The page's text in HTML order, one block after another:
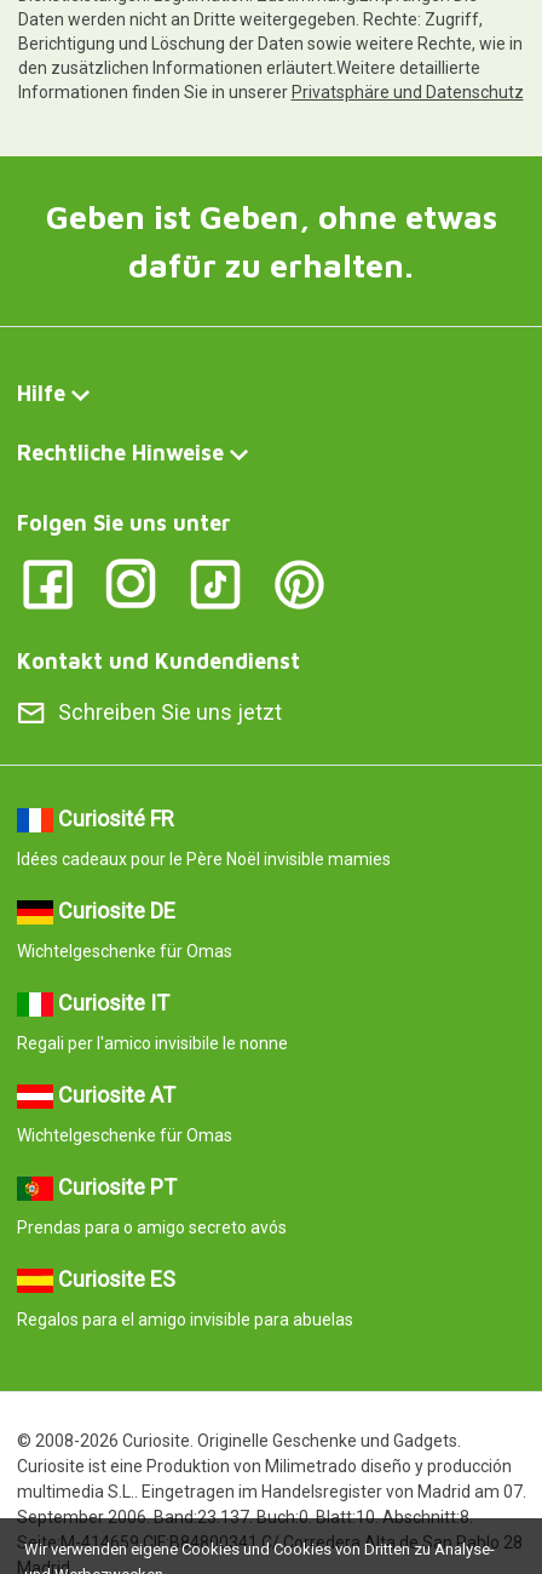
Daten werden nicht an Dritte weitergegeben. Rechte: Zugriff,
Berichtigung und Löschung der Daten sowie weitere Rechte, wie in
den zusätzlichen Informationen erläutert.Weitere detaillierte
Informationen finden Sie in unserer Privatsphäre und Datenschutz
Geben ist Geben, ohne etwas
dafür zu erhalten.
Hilfe
Rechtliche Hinweise
Folgen Sie uns unter
Kontakt und Kundendienst
Schreiben Sie uns jetzt
Curiosité FR
Idées cadeaux pour le Père Noël invisible mamies
Curiosite DE
Wichtelgeschenke für Omas
Curiosite IT
Regali per l'amico invisibile le nonne
Curiosite AT
Wichtelgeschenke für Omas
Curiosite PT
Prendas para o amigo secreto avós
Curiosite ES
Regalos para el amigo invisible para abuelas
© 2008-2026 Curiosite. Originelle Geschenke und Gadgets.
Curiosite ist eine Produktion von Milimetrado diseño y producción
multimedia S.L.. Eingetragen im Handelsregister von Madrid am 07.
September 2006. Band:23.137. Buch:0. Blatt:10. Abschnitt:8.
Seite:M-414659 CIF:B84800341 C/ Corredera Alta de San Pablo 28
Madrid
Wir verwenden eigene Cookies und Cookies von Dritten zu Analyse-